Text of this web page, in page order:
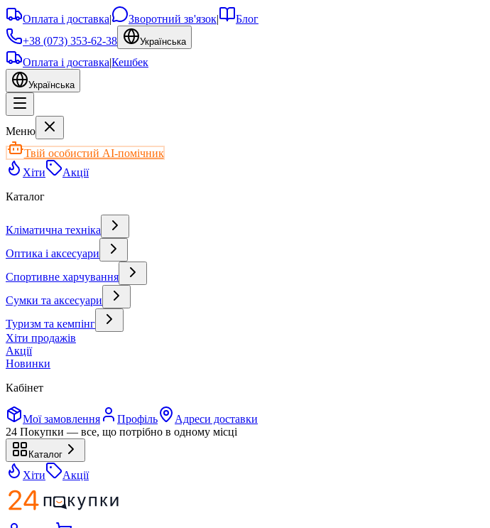
Оплата і доставка| Зворотний зв'язок|
Блог
+38 (073) 353-62-38
Українська
Оплата і доставка|Кешбек
Українська
Меню
Твій особистий AI-помічник
Хіти
Акції
Каталог
Кліматична техніка
Оптика і аксесуари
Спортивне харчування
Сумки та аксесуари
Туризм та кемпінг
Хіти продажів
Акції
Новинки
Кабінет
Мої замовлення Профіль
Адреси доставки
24 Покупки — все, що потрібно в одному місці
Каталог
Хіти Акції